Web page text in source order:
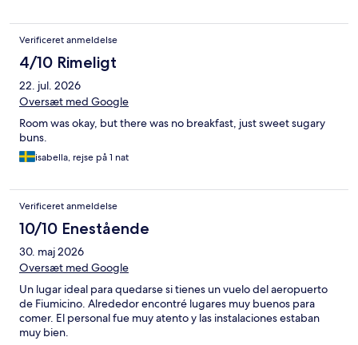
Verificeret anmeldelse
4/10 Rimeligt
22. jul. 2026
Oversæt med Google
Room was okay, but there was no breakfast, just sweet sugary
buns.
isabella, rejse på 1 nat
Verificeret anmeldelse
10/10 Enestående
30. maj 2026
Oversæt med Google
Un lugar ideal para quedarse si tienes un vuelo del aeropuerto
de Fiumicino. Alrededor encontré lugares muy buenos para
comer. El personal fue muy atento y las instalaciones estaban
muy bien.